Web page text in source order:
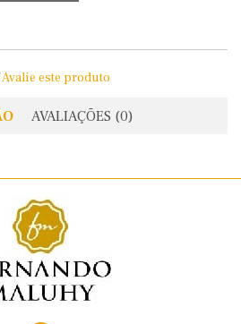
Avalie este produto
AVALIAÇÕES (0)